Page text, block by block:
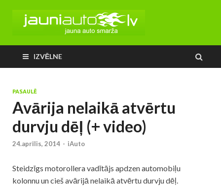
IZVĒLNE
PASAULĒ
Avārija nelaikā atvērtu
durvju dēļ (+ video)
24.aprīlis, 2014 - iAuto
Steidzīgs motorollera vadītājs apdzen automobiļu
kolonnu un cieš avārijā nelaikā atvērtu durvju dēļ.